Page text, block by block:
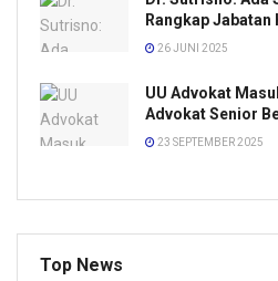
Rangkap
26 JUNI 2025
UU Advokat
Advokat Senior
23 SEPTEMBER 2025
Top News